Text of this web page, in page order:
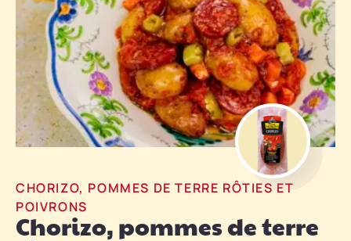
Pour encore plus de piquant, vous pouvez
également ajouter des piments frais à votre
préparation !
CHORIZO, POMMES DE TERRE RÔTIES ET
POIVRONS
Chorizo, pommes de terre